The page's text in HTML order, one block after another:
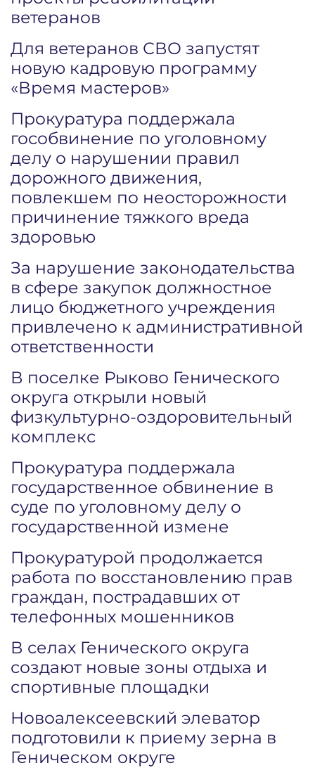
ветеранов
Для ветеранов СВО запустят
новую кадровую программу
«Время мастеров»
Прокуратура поддержала
гособвинение по уголовному
делу о нарушении правил
дорожного движения,
повлекшем по неосторожности
причинение тяжкого вреда
здоровью
За нарушение законодательства
в сфере закупок должностное
лицо бюджетного учреждения
привлечено к административной
ответственности
В поселке Рыково Генического
округа открыли новый
физкультурно-оздоровительный
комплекс
Прокуратура поддержала
государственное обвинение в
суде по уголовному делу о
государственной измене
Прокуратурой продолжается
работа по восстановлению прав
граждан, пострадавших от
телефонных мошенников
В селах Генического округа
создают новые зоны отдыха и
спортивные площадки
Новоалексеевский элеватор
подготовили к приему зерна в
Геническом округе